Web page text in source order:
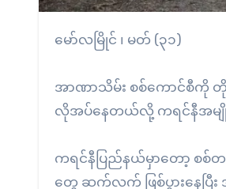
မော်လမြိုင် ၊ မတ် (၃၁)
အာဏာသိမ်း စစ်ကောင်စီကို
လိုအပ်နေတယ်လို့ ကရင်နီအမျိုးသ
ကရင်နီပြည်နယ်မှာတော့ စစ်
တွေ ဆက်လက် ဖြစ်ပွားနေပ